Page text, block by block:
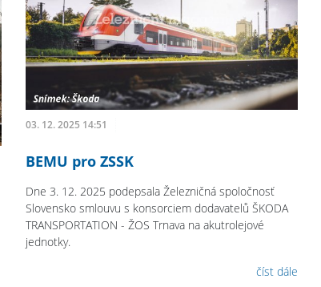
03. 12. 2025 14:51
BEMU pro ZSSK
Dne 3. 12. 2025 podepsala Železničná spoločnosť
Slovensko smlouvu s konsorciem dodavatelů ŠKODA
TRANSPORTATION - ŽOS Trnava na akutrolejové
jednotky.
číst dále